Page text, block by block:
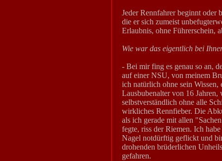
Jeder Rennfahrer beginnt oder
die er sich zumeist
Erlaubnis, ohne Führerschein,
Wie war das eigentlich bei
- Bei mir fing es genau so an,
auf einer NSU, von meinem
ich natürlich ohne sein
Lausbubenalter von 16
selbstverständlich ohne alle
wirkliches Rennfieber. Die
als ich gerade mit allen
fegte, riss der Riemen. Ich
Nagel notdürftig geflickt und
drohenden brüderlichen
gefahren.